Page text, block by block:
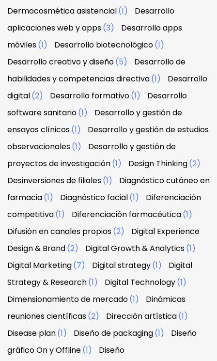
Dermocosmética asistencial(1)
Desarrollo
aplicaciones web y apps(3)
Desarrollo apps
móviles(1) Desarrollo biotecnológico(1)
Desarrollo creativo y diseño(5)
Desarrollo de
habilidades y competencias directiva(1)
Desarrollo
digital(2) Desarrollo formativo(1)
Desarrollo
software sanitario(1)
Desarrollo y gestión de
ensayos clínicos(1)
Desarrollo y gestión de estudios
observacionales(1)
Desarrollo y gestión de
proyectos de investigación(1) Design Thinking(2)
Desinversiones de filiales(1)
Diagnóstico cutáneo en
farmacia(1) Diagnóstico facial(1)
Diferenciación
competitiva(1) Diferenciación farmacéutica(1)
Difusión en canales propios(2)
Digital Experience
Design & Brand(2) Digital Growth & Analytics(1)
Digital Marketing(7) Digital strategy(1)
Digital
Strategy & Research(1) Digital Technology(1)
Dimensionamiento de mercado(1)
Dinámicas
reuniones científicas(2) Dirección artística(1)
Disease plan(1) Diseño de packaging(1)
Diseño
gráfico On y Offline(1)
Diseño